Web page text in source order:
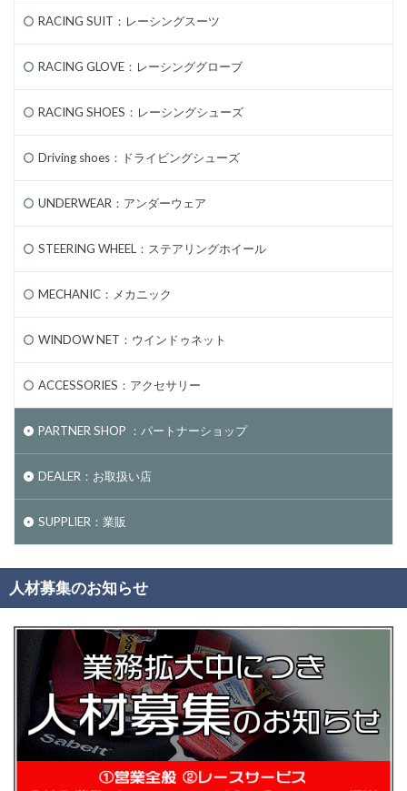
RACING SUIT：レーシングスーツ
RACING GLOVE：レーシンググローブ
RACING SHOES：レーシングシューズ
Driving shoes：ドライビングシューズ
UNDERWEAR：アンダーウェア
STEERING WHEEL：ステアリングホイール
MECHANIC：メカニック
WINDOW NET：ウインドゥネット
ACCESSORIES：アクセサリー
PARTNER SHOP ：パートナーショップ
DEALER：お取扱い店
SUPPLIER：業販
人材募集のお知らせ